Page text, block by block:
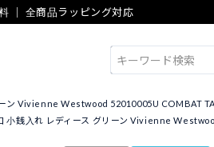
｜ 全商品ラッピング対応
ン Vivienne Westwood 52010005U COMBAT
小銭入れ レディース グリーン Vivienne